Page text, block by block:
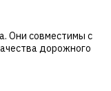
Они совместимы с
дорожного